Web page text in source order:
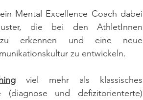
Mental Excellence Coach dabei
die bei den AthletInnen
zu erkennen und eine neue
zu entwickeln.
viel mehr als klassisches
(diagnose und defizitorienterte)